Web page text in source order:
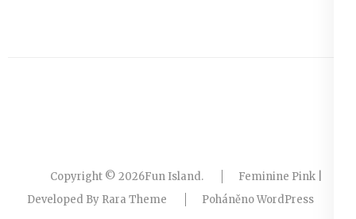
Copyright © 2026Fun Island.
Feminine Pink |
Developed By Rara Theme PoháněnoWordPress